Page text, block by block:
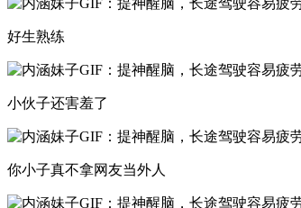
好生熟练
小伙子还害羞了
你小子真不拿网友当外人